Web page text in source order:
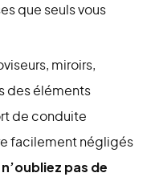
que seuls vous
miroirs,
des éléments
de conduite
facilement négligés
n’oubliez pas de